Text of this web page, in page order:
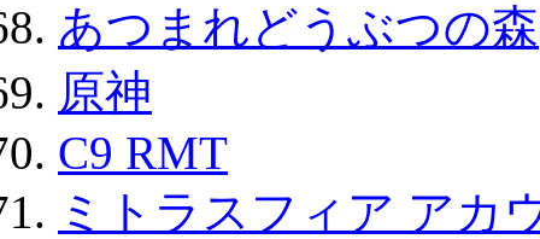
あつまれどうぶつの森
原神
C9 RMT
ミトラスフィア アカ